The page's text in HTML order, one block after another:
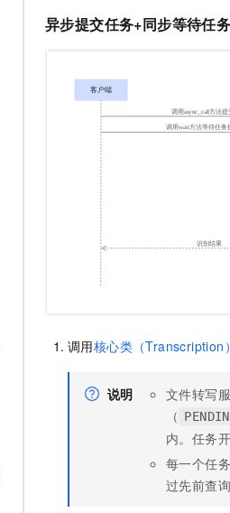
异步提交任务+同步等待任
调用核心类（Transcription）
说明 文件转写
（
内。任务
每一个任
过先前查